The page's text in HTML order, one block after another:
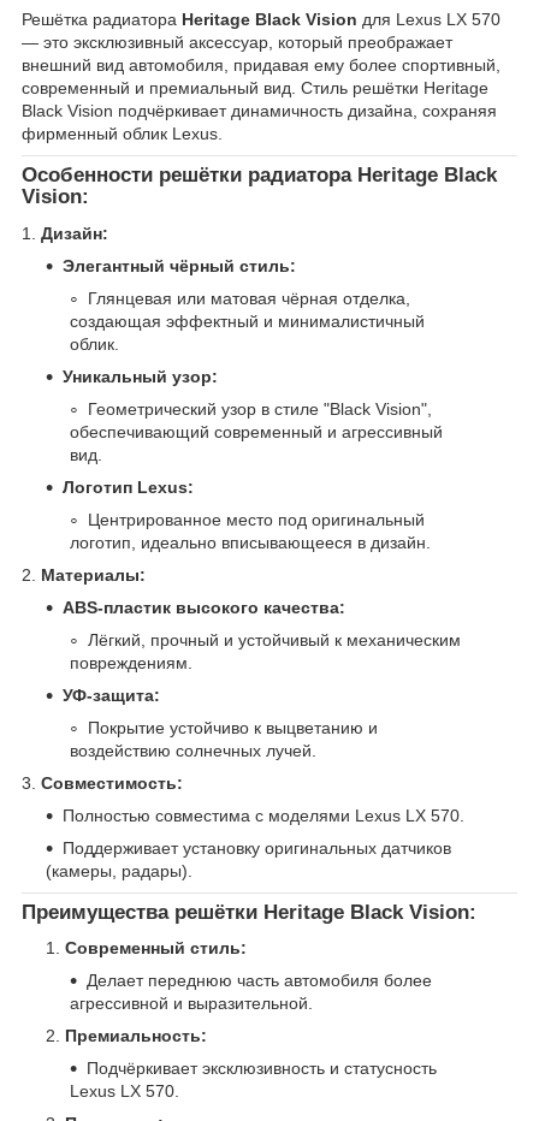
Решётка радиатора Heritage Black Vision для Lexus LX 570
— это эксклюзивный аксессуар, который преображает
внешний вид автомобиля, придавая ему более спортивный,
современный и премиальный вид. Стиль решётки Heritage
Black Vision подчёркивает динамичность дизайна, сохраняя
фирменный облик Lexus.
Особенности решётки радиатора Heritage Black
Vision:
1. Дизайн:
Элегантный чёрный стиль:
Глянцевая или матовая чёрная отделка,
создающая эффектный и минималистичный
облик.
Уникальный узор:
Геометрический узор в стиле "Black Vision",
обеспечивающий современный и агрессивный
вид.
Логотип Lexus:
Центрированное место под оригинальный
логотип, идеально вписывающееся в дизайн.
2. Материалы:
ABS-пластик высокого качества:
Лёгкий, прочный и устойчивый к механическим
повреждениям.
УФ-защита:
Покрытие устойчиво к выцветанию и
воздействию солнечных лучей.
3. Совместимость:
Полностью совместима с моделями Lexus LX 570.
Поддерживает установку оригинальных датчиков
(камеры, радары).
Преимущества решётки Heritage Black Vision:
Современный стиль:
Делает переднюю часть автомобиля более
агрессивной и выразительной.
Премиальность:
Подчёркивает эксклюзивность и статусность
Lexus LX 570.